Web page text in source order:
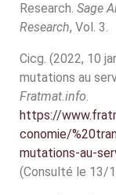
Research. Sage
Research, Vol. 3.
Cicg. (2022, 10
mutations au
Fratmat.info.
https://
conomie/
mutations-au-
(Consulté le 13/